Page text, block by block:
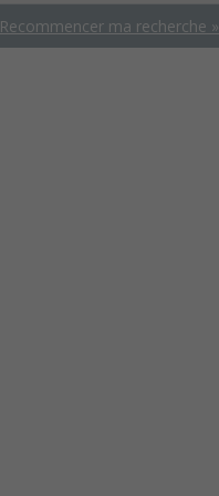
Recommencer ma recherche »